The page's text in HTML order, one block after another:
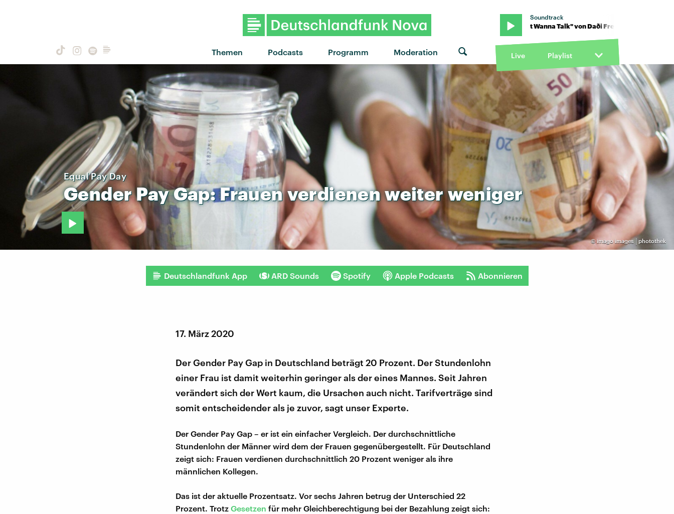
Themen Podcasts Programm Moderation
Soundtrack
"I Don't Wanna Talk" von Daði Freyr · "I Don't Wanna Talk" von Daði Freyr · "I Don't Wanna Talk" von
Live Playlist
© imago images │photothek
Equal Pay Day
GenderPayGap:Frauenverdienenweiterweniger
Deutschlandfunk App ARD Sounds Spotify Apple Podcasts Abonnieren
17. März 2020
Der Gender Pay Gap in Deutschland beträgt 20 Prozent. Der Stundenlohn
einer Frau ist damit weiterhin geringer als der eines Mannes. Seit Jahren
verändert sich der Wert kaum, die Ursachen auch nicht. Tarifverträge sind
somit entscheidender als je zuvor, sagt unser Experte.
Der Gender Pay Gap – er ist ein einfacher Vergleich. Der durchschnittliche
Stundenlohn der Männer wird dem der Frauen gegenübergestellt. Für Deutschland
zeigt sich: Frauen verdienen durchschnittlich 20 Prozent weniger als ihre
männlichen Kollegen.
Das ist der aktuelle Prozentsatz. Vor sechs Jahren betrug der Unterschied 22
Prozent. Trotz Gesetzen für mehr Gleichberechtigung bei der Bezahlung zeigt sich: